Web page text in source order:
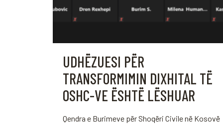
UDHËZUESI PËR
TRANSFORMIMIN DIXHITAL TË
OSHC-VE ËSHTË LËSHUAR
Qendra e Burimeve për Shoqëri Civile në Kosovë